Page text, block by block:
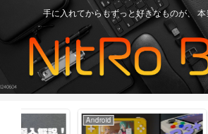
手に入れてからもずっと好きなものが、
Android